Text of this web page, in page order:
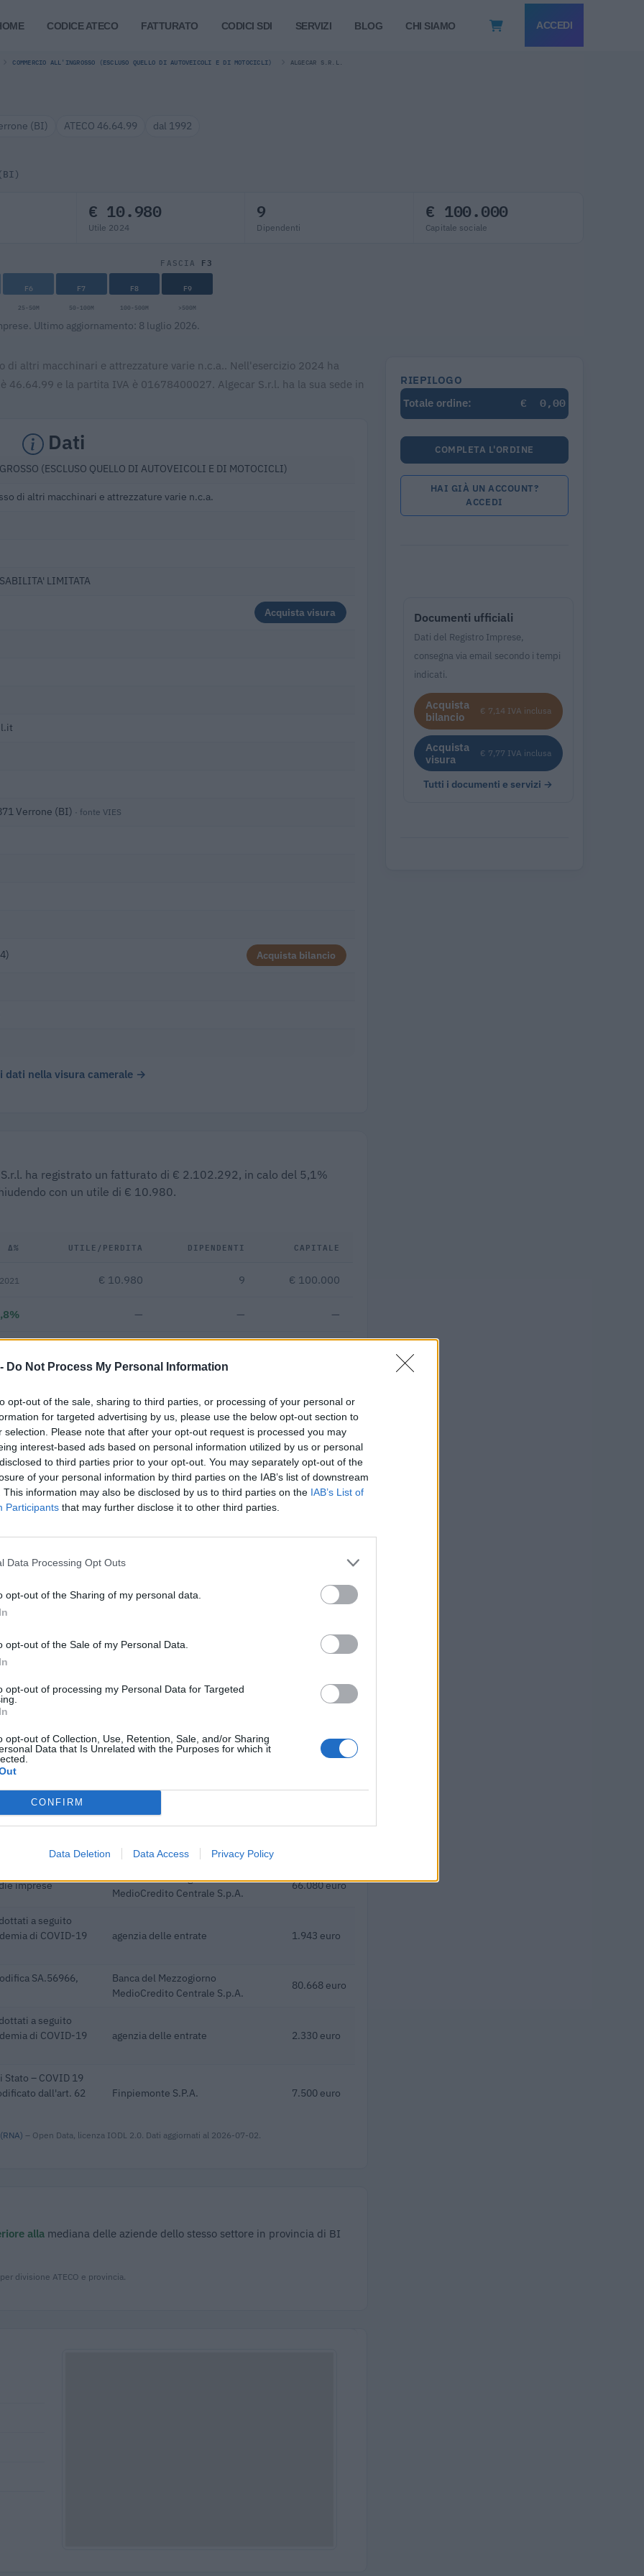
Do Not Process My Personal Information
opt-out of the sale, sharing to third parties, or processing of your personal or
for targeted advertising by us, please use the below opt-out section to
selection. Please note that after your opt-out request is processed you may
interest-based ads based on personal information utilized by us or personal
to third parties prior to your opt-out. You may separately opt-out of the
of your personal information by third parties on the IAB’s list of downstream
This information may also be disclosed by us to third parties on the IAB’s List of
Participants that may further disclose it to other third parties.
Data Processing Opt Outs
opt-out of the Sharing of my personal data.
opt-out of the Sale of my Personal Data.
opt-out of processing my Personal Data for Targeted
opt-out of Collection, Use, Retention, Sale, and/or Sharing
Data that Is Unrelated with the Purposes for which it
CONFIRM
Data Deletion Data Access Privacy Policy
CODICE ATECO FATTURATO CODICI SDI SERVIZI BLOG CHI SIAMO ACCEDI
COMMERCIO ALL'INGROSSO (ESCLUSO QUELLO DI AUTOVEICOLI E DI MOTOCICLI) ALGECAR S.R.L.
(BI) ATECO 46.64.99 dal 1992
€ 10.980
Utile 2024
9
Dipendenti
€ 100.000
Capitale sociale
FASCIA F3
F6 F7 F8 F9
25-50M 50-100M 100-500M >500M
Ultimo aggiornamento: 8 luglio 2026.
di altri macchinari e attrezzature varie n.c.a.. Nell'esercizio 2024 ha
46.64.99 e la partita IVA è 01678400027. Algecar S.r.l. ha la sua sede in
Dati
(ESCLUSO QUELLO DI AUTOVEICOLI E DI MOTOCICLI)
di altri macchinari e attrezzature varie n.c.a.
LIMITATA
Acquista visura
Verrone (BI) · fonte VIES
Acquista bilancio
dati nella visura camerale →
ha registrato un fatturato di € 2.102.292, in calo del 5,1%
con un utile di € 10.980.
Δ% UTILE/PERDITA DIPENDENTI CAPITALE
€ 10.980 9 € 100.000
— — —
€ 233.588
Fatturato per dipendente
pubblici per un totale di 424.669 euro (2020–2026).
ENTE CONCEDENTE
previdenziali per
comma 10-15 L.
2.854 euro
previdenziali per
comma 10-15 L.
per
indeterminato
di nuovi
delle piccole
politiche per
ai sensi della
171 final) SA
imprese
Banca del Mezzogiorno
MedioCredito Centrale S.p.A.
66.080 euro
a seguito
di COVID-19
agenzia delle entrate 1.943 euro
SA.56966,
Banca del Mezzogiorno
MedioCredito Centrale S.p.A.
80.668 euro
a seguito
di COVID-19
agenzia delle entrate 2.330 euro
– COVID 19
dall'art. 62
Finpiemonte S.P.A. 7.500 euro
– Open Data, licenza IODL 2.0. Dati aggiornati al 2026-07-02.
alla mediana delle aziende dello stesso settore in provincia di BI
divisione ATECO e provincia.
RIEPILOGO
Totale ordine:
€ 0,00
COMPLETA L'ORDINE
HAI GIÀ UN ACCOUNT?
ACCEDI
Documenti ufficiali
Dati del Registro Imprese,
consegna via email secondo i tempi
indicati.
Acquista
bilancio
€ 7,14 IVA inclusa
Acquista
visura
€ 7,77 IVA inclusa
Tutti i documenti e servizi →